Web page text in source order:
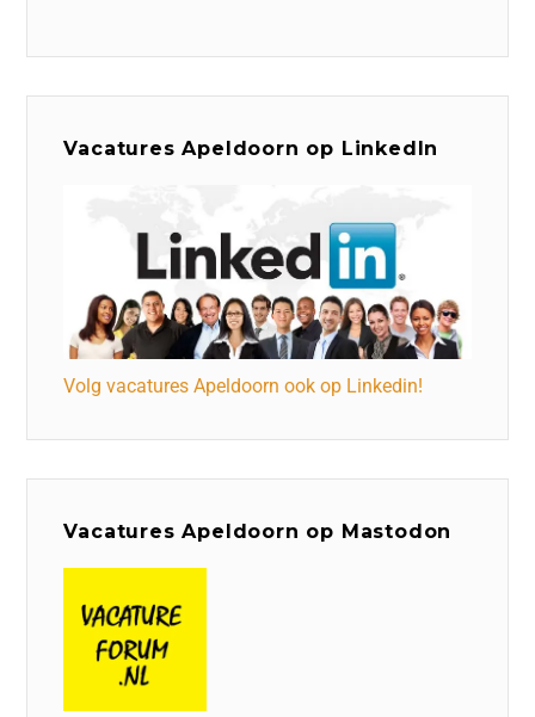
Vacatures Apeldoorn op LinkedIn
Volg vacatures Apeldoorn ook op Linkedin!
Vacatures Apeldoorn op Mastodon